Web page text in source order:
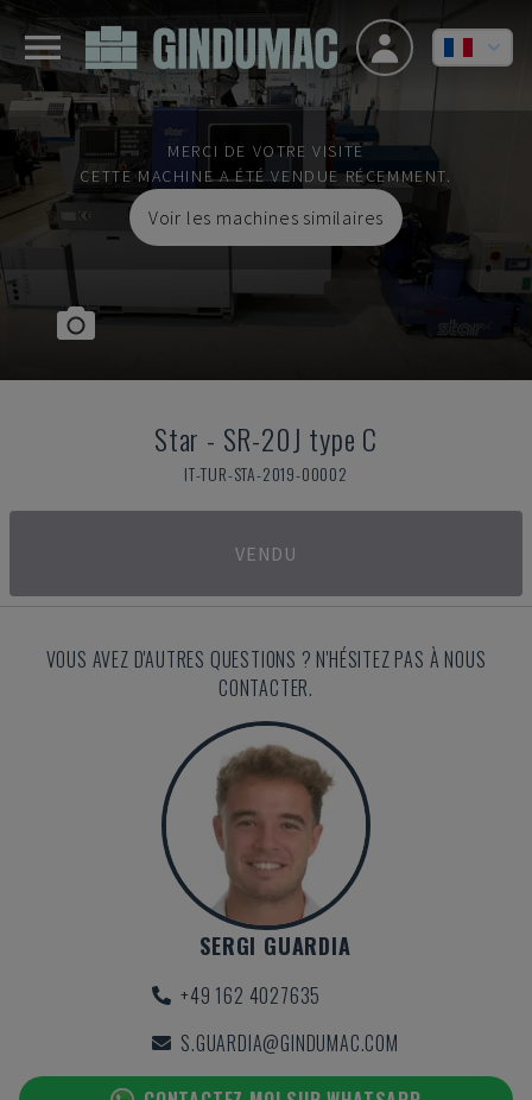
MERCI DE VOTRE VISITE
CETTE MACHINE A ÉTÉ VENDUE RÉCEMMENT.
Voir les machines similaires
Star - SR-20J type C
IT-TUR-STA-2019-00002
VENDU
VOUS AVEZ D'AUTRES QUESTIONS ? N'HÉSITEZ PAS À NOUS
CONTACTER.
SERGI GUARDIA
+49 162 4027635
S.GUARDIA@GINDUMAC.COM